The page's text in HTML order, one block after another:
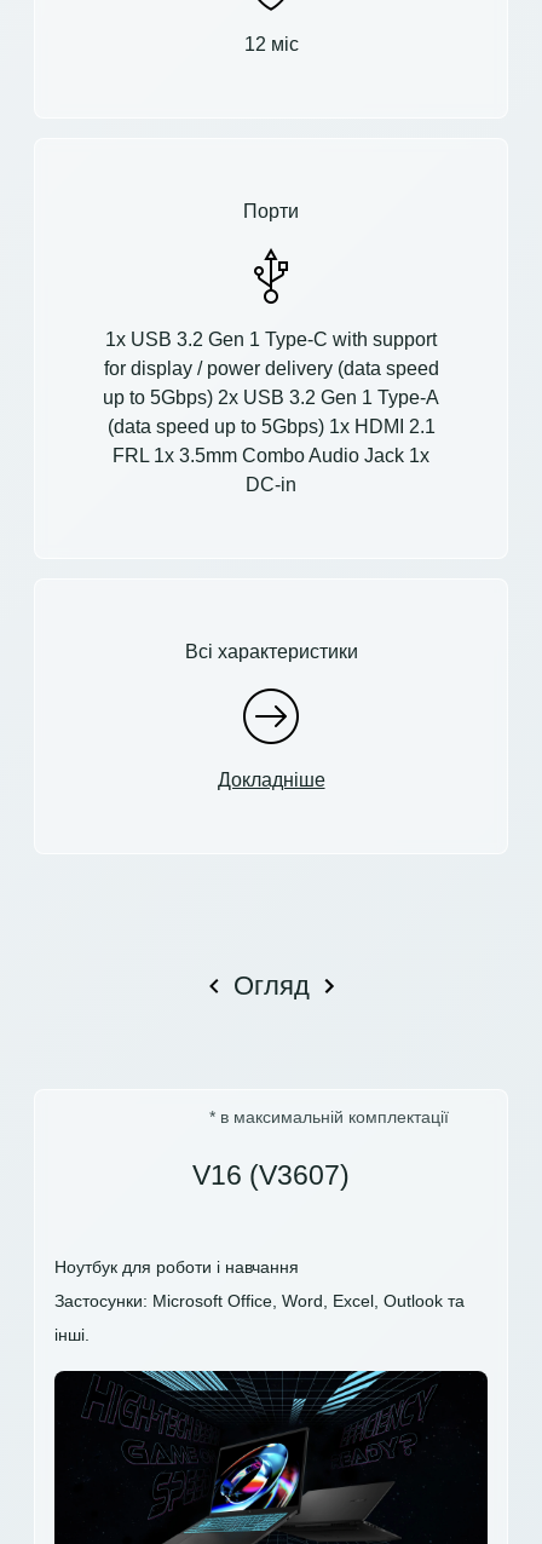
12 міс
Порти
1x USB 3.2 Gen 1 Type-C with support
for display / power delivery (data speed
up to 5Gbps) 2x USB 3.2 Gen 1 Type-A
(data speed up to 5Gbps) 1x HDMI 2.1
FRL 1x 3.5mm Combo Audio Jack 1x
DC-in
Всі характеристики
Докладніше
Огляд
* в максимальній комплектації
V16 (V3607)
Ноутбук для роботи і навчання
Застосунки: Microsoft Office, Word, Excel, Outlook та
інші.